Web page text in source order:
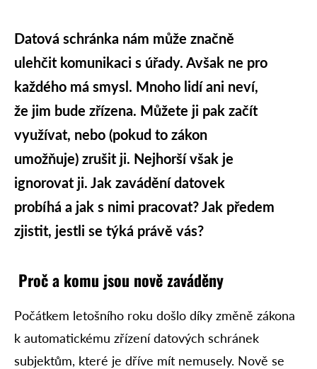
Datová schránka nám může značně
ulehčit komunikaci s úřady. Avšak ne pro
každého má smysl. Mnoho lidí ani neví,
že jim bude zřízena. Můžete ji pak začít
využívat, nebo (pokud to zákon
umožňuje) zrušit ji. Nejhorší však je
ignorovat ji. Jak zavádění datovek
probíhá a jak s nimi pracovat? Jak předem
zjistit, jestli se týká právě vás?
Proč a komu jsou nově zaváděny
Počátkem letošního roku došlo díky změně zákona
k automatickému zřízení datových schránek
subjektům, které je dříve mít nemusely. Nově se